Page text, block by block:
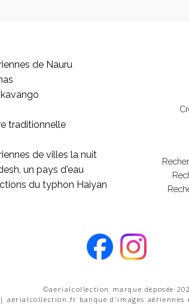
de Nauru
traditionnelle
de villes la nuit
un pays d'eau
du typhon Haiyan
©aerialcollection marque déposée
aerialcollection.fr banque d'images aériennes